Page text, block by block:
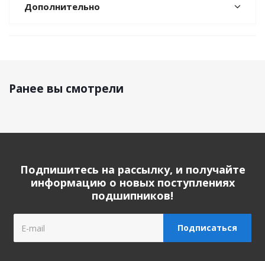
Дополнительно
Ранее вы смотрели
Подпишитесь на рассылку, и получайте
информацию о новых поступлениях
подшипников!